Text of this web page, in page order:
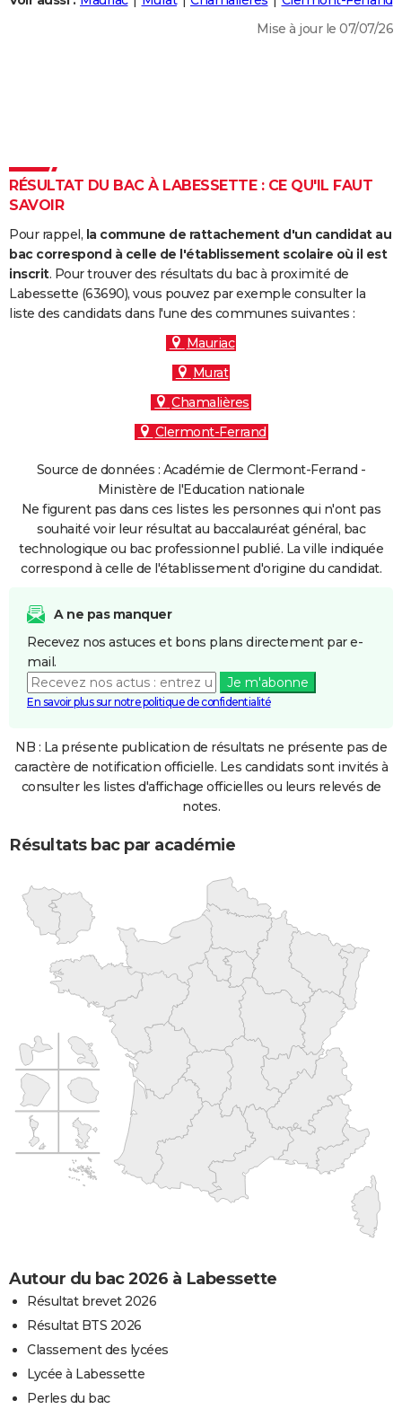
DICTIONNAIRE
Dictionnaire
Biographies
Citations
Expressions
Proverbes
PROGRAMME TV
COPAINS D'AVANT
S'inscrire
Se connecter
Lycées
Collèges
Primaires
Universités
Entreprises
Service militaire
Avis de recherche
AVIS DE DÉCÈS
FORUM
Mise à jour le 07/07/26
RÉSULTAT DU BAC À LABESSETTE : CE QU'IL FAUT
SAVOIR
Pour rappel, la commune de rattachement d'un candidat au
bac correspond à celle de l'établissement scolaire où il est
inscrit. Pour trouver des résultats du bac à proximité de
Labessette (63690), vous pouvez par exemple consulter la
liste des candidats dans l'une des communes suivantes :
Mauriac
Murat
Chamalières
Clermont-Ferrand
Source de données : Académie de Clermont-Ferrand -
Ministère de l'Education nationale
Ne figurent pas dans ces listes les personnes qui n'ont pas
souhaité voir leur résultat au baccalauréat général, bac
technologique ou bac professionnel publié. La ville indiquée
correspond à celle de l'établissement d'origine du candidat.
A ne pas manquer
Recevez nos astuces et bons plans directement par e-
mail.
Je m'abonne
En savoir plus sur notre politique de confidentialité
NB : La présente publication de résultats ne présente pas de
caractère de notification officielle. Les candidats sont invités à
consulter les listes d'affichage officielles ou leurs relevés de
notes.
Résultats bac par académie
Autour du bac 2026 à Labessette
Résultat brevet 2026
Résultat BTS 2026
Classement des lycées
Lycée à Labessette
Perles du bac